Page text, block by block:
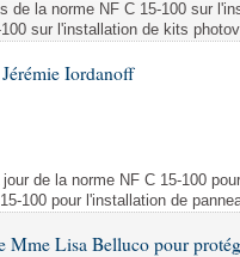
de la norme NF C 15-100 sur
sur l'installation de kits
Iordanoff
de la norme NF C 15-100
100 pour l'installation de
Mme Lisa Belluco pour